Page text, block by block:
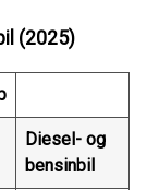
(2025)
Diesel- og
bensinbil